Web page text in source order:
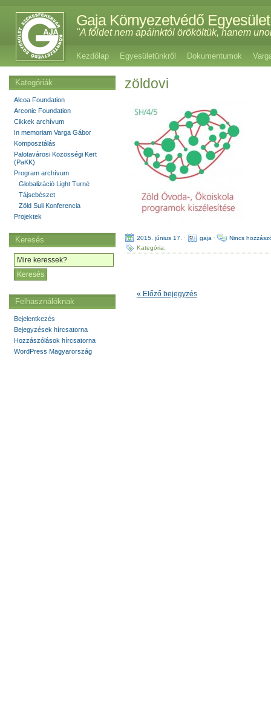
Gaja Környezetvédő Egyesület
"A földet nem apáinktól örököltük, hanem
Kezdőlap Egyesületünkről Dokumentumok
zöldovi
2015. június 17. · gaja ·
Nincs
Kategória:
« Előző bejegyzés
Kategóriák
Alcoa Foundation
Arconic Foundation
Cikkek archívum
In memoriam Varga Gábor
Komposztálás
Palotavárosi Közösségi Kert
(PaKK)
Program archívum
Globalizáció Light Turné
Tájsebészet
Zöld Suli Konferencia
Projektek
Keresés
Felhasználóknak
Bejelentkezés
Bejegyzések hírcsatorna
Hozzászólások hírcsatorna
WordPress Magyarország